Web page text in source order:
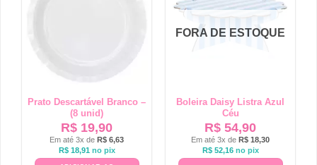
Prato Descartável Branco –
(8 unid)
R$ 19,90
Em até 3x de R$ 6,63
R$18,91 no pix
FORA DE ESTOQUE
Boleira Daisy Listra Azul
Céu
R$ 54,90
Em até 3x de R$ 18,30
R$52,16 no pix